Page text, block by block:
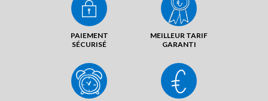
PAIEMENT
SÉCURISÉ
MEILLEUR TARIF
GARANTI